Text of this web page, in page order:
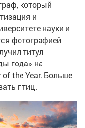
который
и
науки и
фотографией
титул
года» на
of the Year. Больше
птиц.